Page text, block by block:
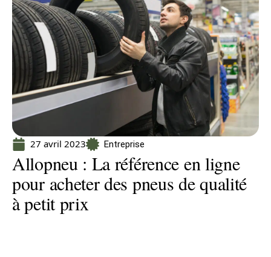
27 avril 2023 Entreprise
Allopneu : La référence en ligne
pour acheter des pneus de qualité
à petit prix